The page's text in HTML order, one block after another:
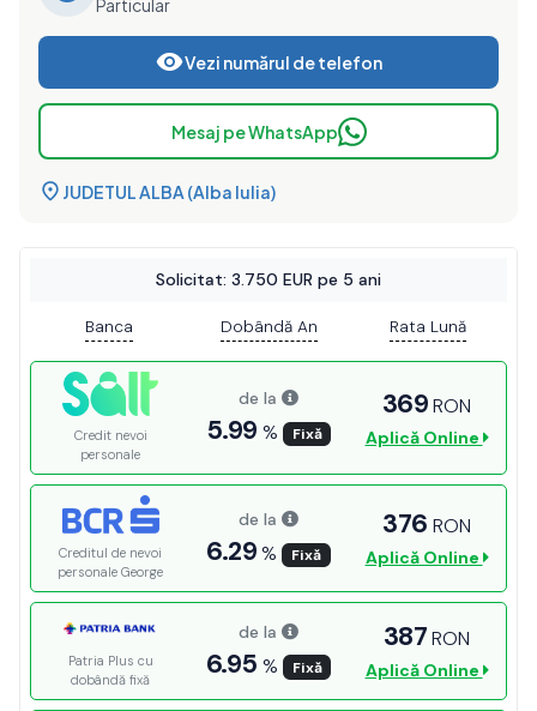
Particular
Vezi numărul de telefon
Mesaj pe WhatsApp
JUDETUL ALBA (Alba Iulia)